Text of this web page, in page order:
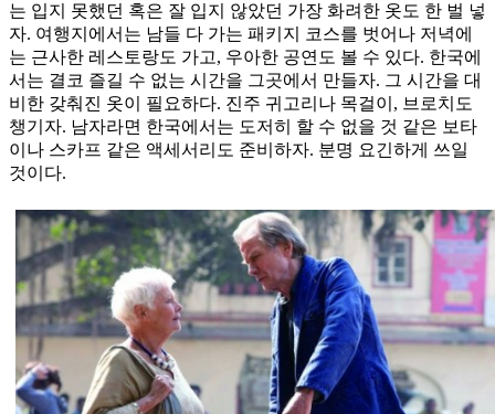
는 입지 못했던 혹은 잘 입지 않았던 가장 화려한 옷도 한 벌 넣
자. 여행지에서는 남들 다 가는 패키지 코스를 벗어나 저녁에
는 근사한 레스토랑도 가고, 우아한 공연도 볼 수 있다. 한국에
서는 결코 즐길 수 없는 시간을 그곳에서 만들자. 그 시간을 대
비한 갖춰진 옷이 필요하다. 진주 귀고리나 목걸이, 브로치도
챙기자. 남자라면 한국에서는 도저히 할 수 없을 것 같은 보타
이나 스카프 같은 액세서리도 준비하자. 분명 요긴하게 쓰일
것이다.